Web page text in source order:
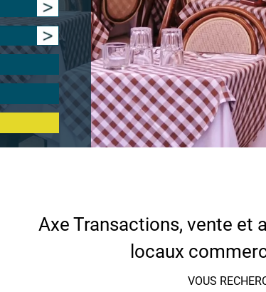
Axe Transactions, vente et
locaux
VOUS